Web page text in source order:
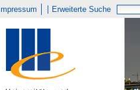
Impressum Erweiterte Suche